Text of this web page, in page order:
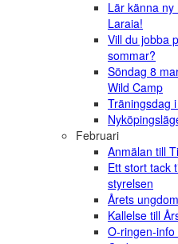
Lär känna
Laraia!
Vill du jobba
sommar?
Söndag 8
Wild Camp
Träningsdag
Februari
Anmälan till
Ett stort tack
styrelsen
Årets
Kallelse till
O-ringen-